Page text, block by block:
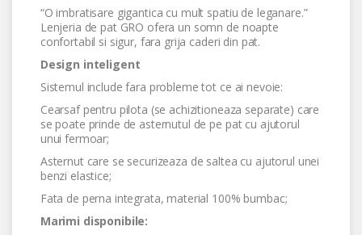
“O imbratisare gigantica cu mult spatiu de leganare.”
Lenjeria de pat GRO ofera un somn de noapte
confortabil si sigur, fara grija caderi din pat.
Design inteligent
Sistemul include fara probleme tot ce ai nevoie:
Cearsaf pentru pilota (se achizitioneaza separate) care
se poate prinde de asternutul de pe pat cu ajutorul
unui fermoar;
Asternut care se securizeaza de saltea cu ajutorul unei
benzi elastice;
Fata de perna integrata, material 100% bumbac;
Marimi disponibile: